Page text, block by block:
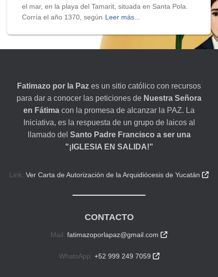
el mar, en la playa del Tamarit, situada en Santa Pola.
Corría el año 1370, según Leer más...
Fatimazo por la Paz es un sitio católico con recursos
para dar a conocer las peticiones de Nuestra Señora
en Fátima con la promesa de alcanzar la PAZ. La
Iniciativa, es la respuesta de un grupo de laicos al
llamado del Santo Padre Francisco a ser una
"¡IGLESIA EN SALIDA!"
Link: Ver Carta de Autorización de la Arquidiócesis de Yucatán 
CONTACTO
Mail: fatimazoporlapaz@gmail.com 
WhatsApp: +52 999 249 7059 